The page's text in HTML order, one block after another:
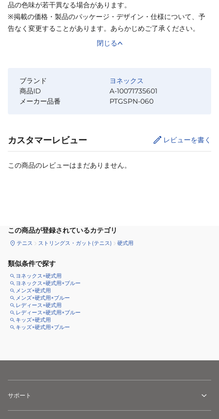
品の色味が若干異なる場合があります。
※掲載の価格・製品のパッケージ・デザイン・仕様について、予
告なく変更することがあります。あらかじめご了承ください。
閉じる
ブランド
ヨネックス
商品ID
A-10071735601
メーカー品番
PTGSPN-060
カスタマーレビュー レビューを書く
この商品のレビューはまだありません。
この商品が登録されているカテゴリ
テニス ストリングス・ガット(テニス) 硬式用
類似条件で探す
ヨネックス×硬式用
ヨネックス×硬式用×ブルー
メンズ×硬式用
メンズ×硬式用×ブルー
レディース×硬式用
レディース×硬式用×ブルー
キッズ×硬式用
キッズ×硬式用×ブルー
サポート